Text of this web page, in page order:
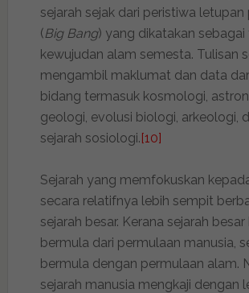
sejarah sejak dari peristiwa letupan
(Big Bang) yang dikatakan
kewujudan alam semesta. Tulisan
mengambil maklumat dan data
bidang termasuk kosmologi,
geologi, evolusi biologi, arkeologi,
sejarah sosiologi.[10]
Sejarah yang memfokuskan
secara relatifnya lebih sempit
sejarah besar. Kerana sejarah besar
bermula dari permulaan manusia,
bermula dengan permulaan alam.
sejarah manusia mengkaji dengan